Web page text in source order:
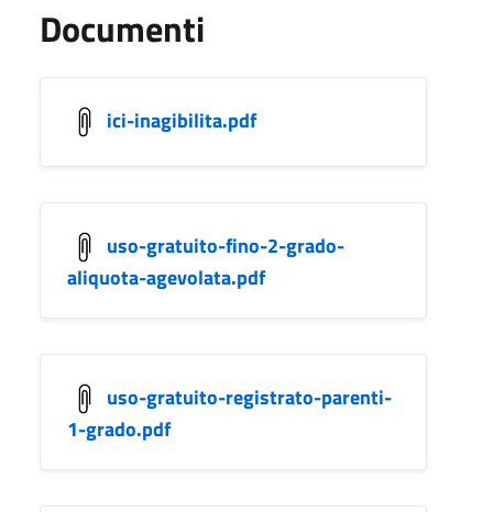
Documenti
ici-inagibilita.pdf
uso-gratuito-fino-2-grado-
aliquota-agevolata.pdf
uso-gratuito-registrato-parenti-
1-grado.pdf